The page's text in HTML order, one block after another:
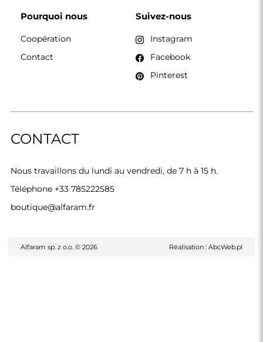
CONTACT
Nous travaillons du lundi au vendredi, de 7 h à 15 h.
Téléphone +33 785222585
boutique@alfaram.fr
Pourquoi nous
Coopération
Contact
Suivez-nous
Instagram
Facebook
Pinterest
Alfaram sp. z o.o. © 2026 Réalisation : AbcWeb.pl